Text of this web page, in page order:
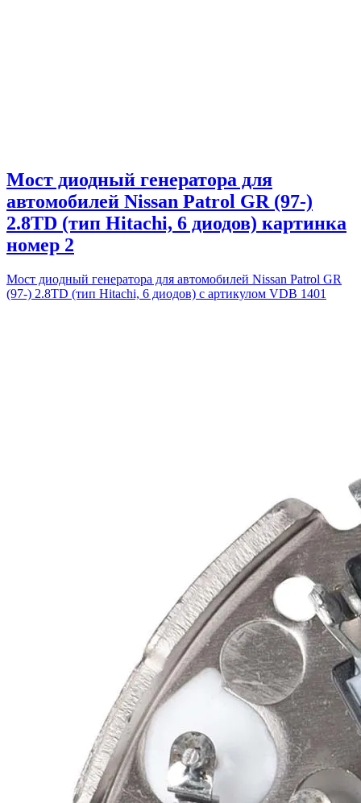
Мост диодный генератора для
автомобилей Nissan Patrol GR (97-)
2.8TD (тип Hitachi, 6 диодов) картинка
номер 2
Мост диодный генератора для автомобилей Nissan Patrol GR
(97-) 2.8TD (тип Hitachi, 6 диодов) с артикулом VDB 1401